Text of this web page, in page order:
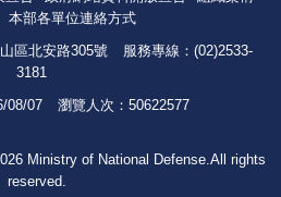
本部各單位連絡方式
區北安路305號
服務專線：(02)2533-
3181
08/07 瀏覽人次： 50622577
Ministry of National Defense.All rights
reserved.